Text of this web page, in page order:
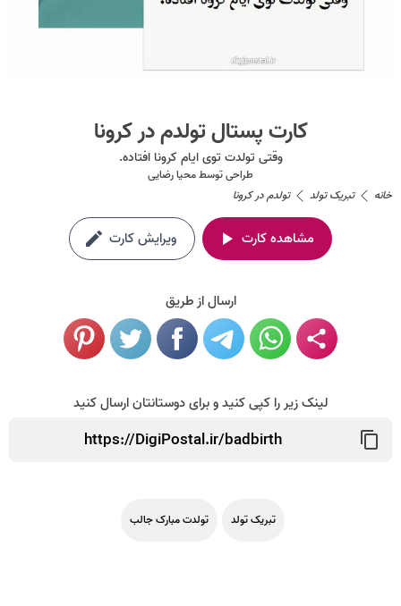
کارت پستال تولدم در کرونا
وقتی تولدت توی ایام کرونا افتاده.
طراحی توسطمحیا رضایی
خانه
تبریک تولد تولدم در کرونا
مشاهده کارت ویرایش کارت
ارسال از طریق
لینک زیر را کپی کنید و برای دوستانتان ارسال کنید
تبریک تولد تولدت مبارک جالب